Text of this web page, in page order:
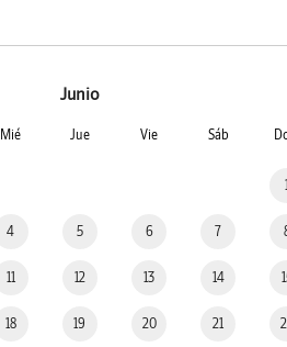
Junio
Mié Jue Vie Sáb
4 5 6 7
11 12 13 14
18 19 20 21